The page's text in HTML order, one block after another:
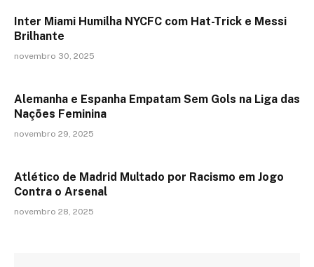
Inter Miami Humilha NYCFC com Hat-Trick e Messi
Brilhante
novembro 30, 2025
Alemanha e Espanha Empatam Sem Gols na Liga das
Nações Feminina
novembro 29, 2025
Atlético de Madrid Multado por Racismo em Jogo
Contra o Arsenal
novembro 28, 2025